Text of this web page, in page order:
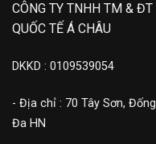
CÔNG TY TNHH TM & ĐT
QUỐC TẾ Á CHÂU
DKKD : 0109539054
- Địa chỉ : 70 Tây Sơn, Đống
Đa HN